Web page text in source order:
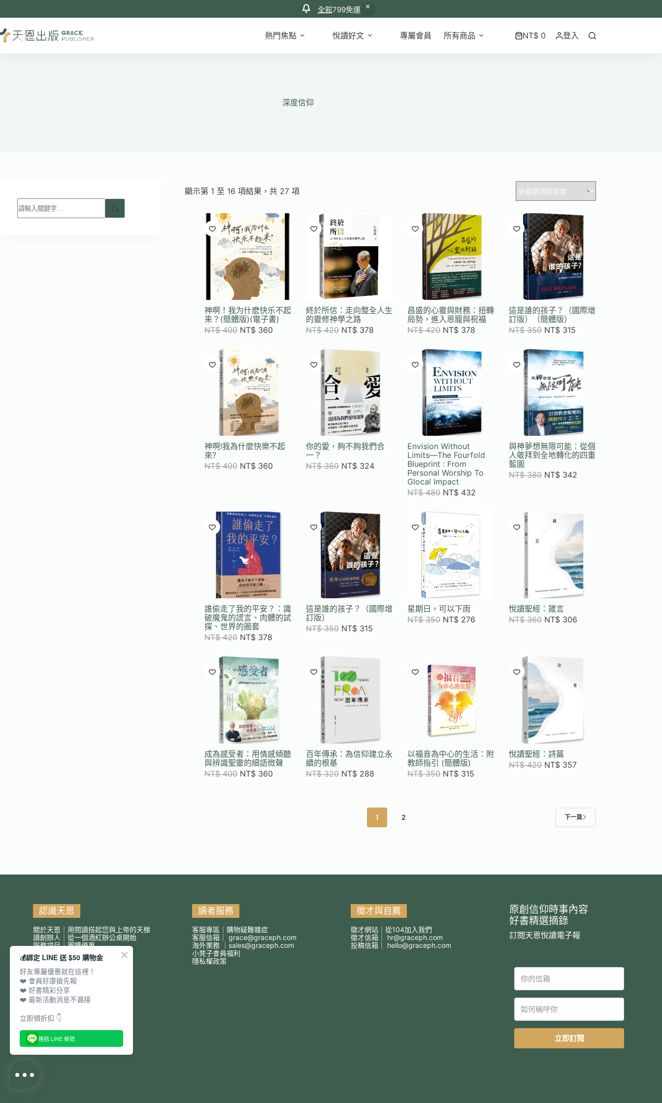
全館799免運
至
主
熱門焦點 悅讀好文 專屬會員 所有商品
購NT$0 登入
深度信仰
顯示第 1 至 16 項結果，共 27 項依
神啊！我为什麽快乐不起
来？(簡體版)(電子書)
NT$400 NT$360
終於所信：走向整全人生
的靈修神學之路
NT$420 NT$ 378
昌盛的心靈與財務：扭轉
局勢，進入恩寵與祝福
NT$420 NT$ 378
這是誰的孩子？（國際增
訂版）（簡體版）
NT$350 NT$ 315
神啊!我為什麼快樂不起
來?
NT$400 NT$360
你的愛，夠不夠我們合
一？
NT$360 NT$ 324
Envision Without
Limits—The Fourfold
Blueprint : From
Personal Worship To
Glocal Impact
NT$480 NT$ 432
與神夢想無限可能：從個
人敬拜到全地轉化的四重
藍圖
NT$380 NT$ 342
誰偷走了我的平安？：識
破魔鬼的謊言、肉體的試
探、世界的圈套
NT$420 NT$378
這是誰的孩子？（國際增
訂版）
NT$350 NT$ 315
星期日，可以下雨
NT$350 NT$ 276
悅讀聖經：箴言
NT$360 NT$ 306
成為感受者：用情感傾聽
與辨識聖靈的細語微聲
NT$400 NT$360
百年傳承：為信仰建立永
續的根基
NT$320 NT$ 288
以福音為中心的生活：附
教師指引 (簡體版)
NT$350 NT$ 315
悅讀聖經：詩篇
NT$420 NT$ 357
1 2 下一頁
找
不
到
認識天恩
關於天恩｜用閱讀搭起您與上帝的天梯
讀創辦人｜從一個酒紅辦公桌開始
服務項目｜團購優惠
讀者服務
客服專區｜購物疑難雜症
客服信箱｜ grace@graceph.com
海外業務 ｜ sales@graceph.com
小凳子會員福利
隱私權政策
徵才與自薦
徵才網站｜從104加入我們
徵才信箱｜ hr@graceph.com
投稿信箱｜ hello@graceph.com
原創信仰時事內容
好書精選摘錄
訂閱天恩悅讀電子報
立即訂閱
💰綁定 LINE 送 $50 購物金
好友專屬優惠就在這裡！
❤️ 會員好康搶先報
❤️ 好書精彩分享
❤️ 最新活動消息不漏接
立即領折扣 👇
連結 LINE 帳號